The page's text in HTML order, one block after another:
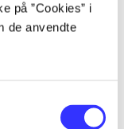
på ”Cookies” i
de anvendte